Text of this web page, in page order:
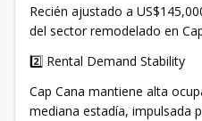
Recién ajustado a
del sector remodelado en
2️⃣ Rental Demand Stability
Cap Cana mantiene alta
mediana estadía, impulsada